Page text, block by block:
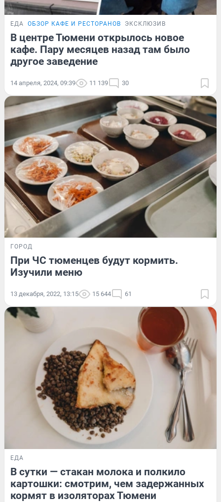
ЕДА ОБЗОР КАФЕ И РЕСТОРАНОВ ЭКСКЛЮЗИВ
В центре Тюмени открылось новое
кафе. Пару месяцев назад там было
другое заведение
14 апреля, 2024, 09:39 11 139 30
ГОРОД
При ЧС тюменцев будут кормить.
Изучили меню
13 декабря, 2022, 13:15 15 644 61
ЕДА
В сутки — стакан молока и полкило
картошки: смотрим, чем задержанных
кормят в изоляторах Тюмени